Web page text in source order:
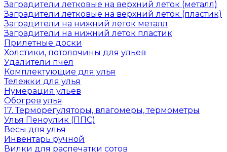
Заградители летковые на верхний леток (металл)
Заградители летковые на верхний леток (пластик)
Заградители на нижний леток металл
Заградители на нижний леток пластик
Прилетные доски
Холстики, потолочины для ульев
Удалители пчёл
Комплектующие для улья
Тележки для улья
Нумерация ульев
Обогрев улья
17. Терморегуляторы, влагомеры, термометры
Улья Пеноулик (ППС)
Весы для улья
Инвентарь ручной
Вилки для распечатки сотов